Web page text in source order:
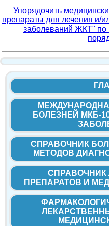
Упорядочить
препараты для лечения и/
заболеваний ЖКТ"
БОЛЕЗНЕЙ МКБ-
СПРАВОЧНИК
МЕТОДОВ
СПРАВОЧНИК
ПРЕПАРАТОВ И